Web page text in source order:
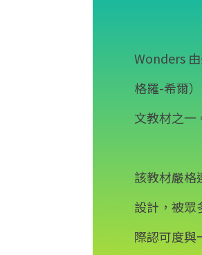
Wonders
格羅-希爾
文教材之一
該教材嚴格
設計，被眾
際認可度與